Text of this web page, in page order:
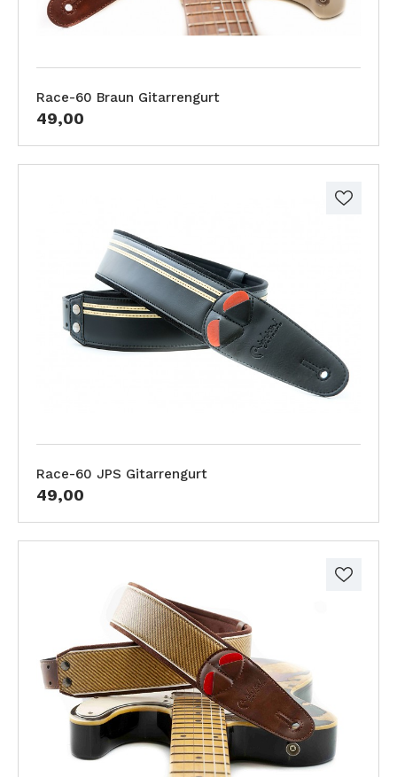
Race-60 Braun Gitarrengurt
49,00
Race-60 JPS Gitarrengurt
49,00